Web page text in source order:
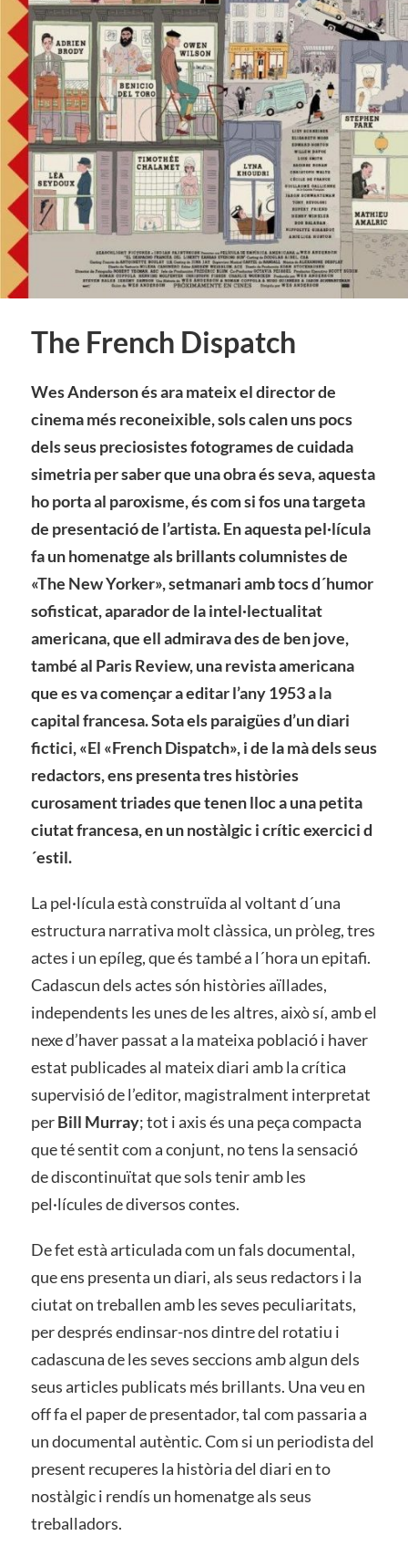
The French Dispatch
Wes Anderson és ara mateix el director de
cinema més reconeixible, sols calen uns pocs
dels seus preciosistes fotogrames de cuidada
simetria per saber que una obra és seva, aquesta
ho porta al paroxisme, és com si fos una targeta
de presentació de l’artista. En aquesta pel·lícula
fa un homenatge als brillants columnistes de
«The New Yorker», setmanari amb tocs d´humor
sofisticat, aparador de la intel·lectualitat
americana, que ell admirava des de ben jove,
també al Paris Review, una revista americana
que es va començar a editar l’any 1953 a la
capital francesa. Sota els paraigües d’un diari
fictici, «El «French Dispatch», i de la mà dels seus
redactors, ens presenta tres històries
curosament triades que tenen lloc a una petita
ciutat francesa, en un nostàlgic i crític exercici d
´estil.
La pel·lícula està construïda al voltant d´una
estructura narrativa molt clàssica, un pròleg, tres
actes i un epíleg, que és també a l´hora un epitafi.
Cadascun dels actes són històries aïllades,
independents les unes de les altres, això sí, amb el
nexe d’haver passat a la mateixa població i haver
estat publicades al mateix diari amb la crítica
supervisió de l’editor, magistralment interpretat
perBill Murray; tot i axis és una peça compacta
que té sentit com a conjunt, no tens la sensació
de discontinuïtat que sols tenir amb les
pel·lícules de diversos contes.
De fet està articulada com un fals documental,
que ens presenta un diari, als seus redactors i la
ciutat on treballen amb les seves peculiaritats,
per després endinsar-nos dintre del rotatiu i
cadascuna de les seves seccions amb algun dels
seus articles publicats més brillants. Una veu en
off fa el paper de presentador, tal com passaria a
un documental autèntic. Com si un periodista del
present recuperes la història del diari en to
nostàlgic i rendís un homenatge als seus
treballadors.